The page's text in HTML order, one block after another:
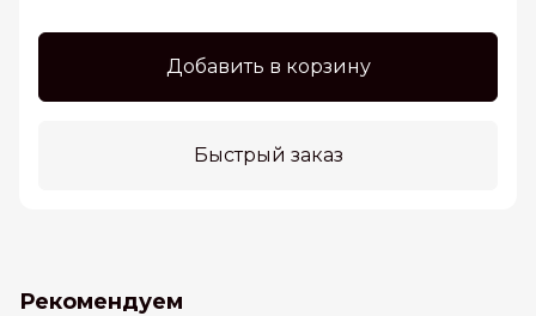
Добавить в корзину
Быстрый заказ
Рекомендуем